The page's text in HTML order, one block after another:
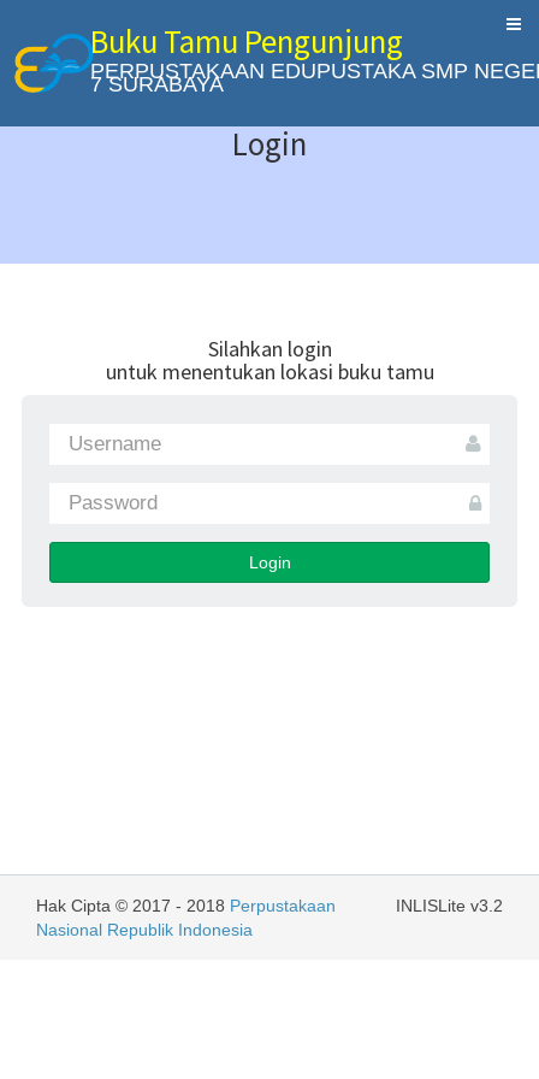
Buku Tamu Pengunjung
PERPUSTAKAAN EDUPUSTAKA SMP
7 SURABAYA
Login
Silahkan login
untuk menentukan lokasi buku tamu
Login
INLISLite v3.2
Hak Cipta © 2017 - 2018 Perpustakaan
Nasional Republik Indonesia